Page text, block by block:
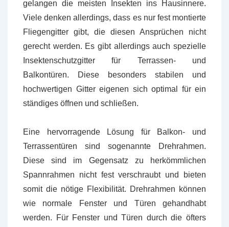
gelangen die meisten Insekten ins Hausinnere.
Viele denken allerdings, dass es nur fest montierte
Fliegengitter gibt, die diesen Ansprüchen nicht
gerecht werden. Es gibt allerdings auch spezielle
Insektenschutzgitter für Terrassen- und
Balkontüren. Diese besonders stabilen und
hochwertigen Gitter eigenen sich optimal für ein
ständiges öffnen und schließen.
Eine hervorragende Lösung für Balkon- und
Terrassentüren sind sogenannte Drehrahmen.
Diese sind im Gegensatz zu herkömmlichen
Spannrahmen nicht fest verschraubt und bieten
somit die nötige Flexibilität. Drehrahmen können
wie normale Fenster und Türen gehandhabt
werden. Für Fenster und Türen durch die öfters